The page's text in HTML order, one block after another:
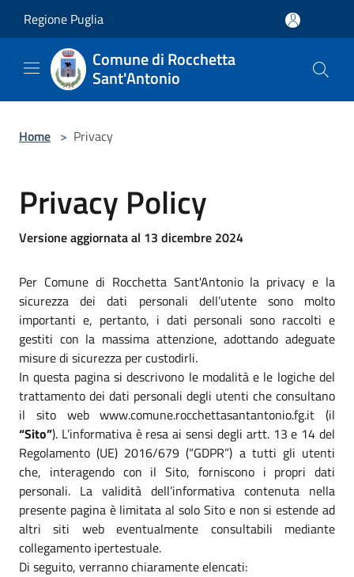
Regione Puglia
Comune di Rocchetta
Sant'Antonio
Home > Privacy
Privacy Policy
Versione aggiornata al 13 dicembre 2024
Per Comune di Rocchetta Sant'Antonio la privacy e la
sicurezza dei dati personali dell’utente sono molto
importanti e, pertanto, i dati personali sono raccolti e
gestiti con la massima attenzione, adottando adeguate
misure di sicurezza per custodirli.
In questa pagina si descrivono le modalità e le logiche del
trattamento dei dati personali degli utenti che consultano
il sito web www.comune.rocchettasantantonio.fg.it (il
“Sito”). L’informativa è resa ai sensi degli artt. 13 e 14 del
Regolamento (UE) 2016/679 (“GDPR”) a tutti gli utenti
che, interagendo con il Sito, forniscono i propri dati
personali. La validità dell’informativa contenuta nella
presente pagina è limitata al solo Sito e non si estende ad
altri siti web eventualmente consultabili mediante
collegamento ipertestuale.
Di seguito, verranno chiaramente elencati: